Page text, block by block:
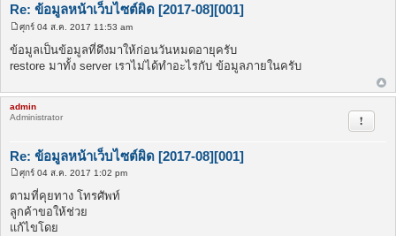
Re: ข้อมูลหน้าเว็บไซต์ผิด [2017-08][001]
โ
พ
ส
ต์
ศุกร์ 04 ส.ค. 2017 11:53 am
ข้อมูลเป็นข้อมูลที่ดึงมาให้ก่อนวันหมดอายุครับ
restore มาทั้ง server เราไม่ได้ทำอะไรกับ ข้อมูลภายในครับ
admin
Administrator
Re: ข้อมูลหน้าเว็บไซต์ผิด [2017-08][001]
รายงา
โ
พ
ส
ต์
ศุกร์ 04 ส.ค. 2017 1:02 pm
ตามที่คุยทาง โทรศัพท์
ลูกค้าขอให้ช่วย
แก้ไขโดย